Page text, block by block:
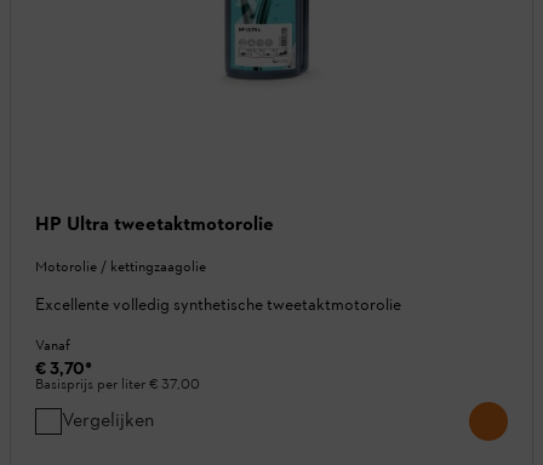
HP Ultra tweetaktmotorolie
Motorolie / kettingzaagolie
Excellente volledig synthetische tweetaktmotorolie
Vanaf
€ 3,70*
Basisprijs per liter€ 37,00
Vergelijken